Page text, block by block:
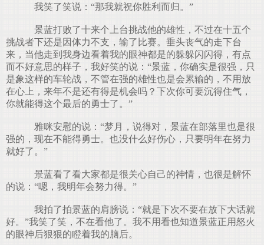
我笑了笑说：“那我就祝你胜利而归。”
景蓝打败了十来个上台挑战他的雄性，不过在十五个
挑战者下还是因体力不支，输了比赛。垂头丧气的走下台
来，当他走到我身边看着我的眼神都是的躲躲闪闪得，有点
而不好意思的样子，我好笑的说：“景蓝，你确实是很强，只
是象这样的车轮战，不管在强的雄性也是会累输的，不用放
在心上，来年不是还有得是机会吗？下次你可要沉得住气，
你就能得这个最后的勇士了。”
雅咪安慰的说：“梦月，说得对，景蓝在部落里也是很
强的，现在不能得勇士。也没什么好伤心，只要明年在努力
就好了。”
景蓝看了看大家都是很关心自己的神情，也很是解怀
的说：“嗯，我明年会努力得。”
我拍了拍景蓝的肩膀说：“就是下次不要在放下大话就
好。”我笑了笑，不在看他了。我不用看也知道景蓝正用怒火
的眼神后狠狠的瞪着我的脑后。